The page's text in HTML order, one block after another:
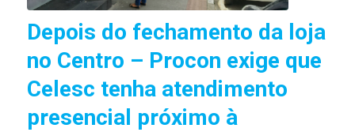
Depois do fechamento da loja
no Centro – Procon exige que
Celesc tenha atendimento
presencial próximo à